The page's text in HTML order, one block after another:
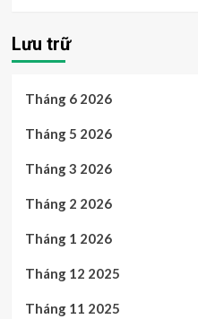
Lưu trữ
Tháng 6 2026
Tháng 5 2026
Tháng 3 2026
Tháng 2 2026
Tháng 1 2026
Tháng 12 2025
Tháng 11 2025